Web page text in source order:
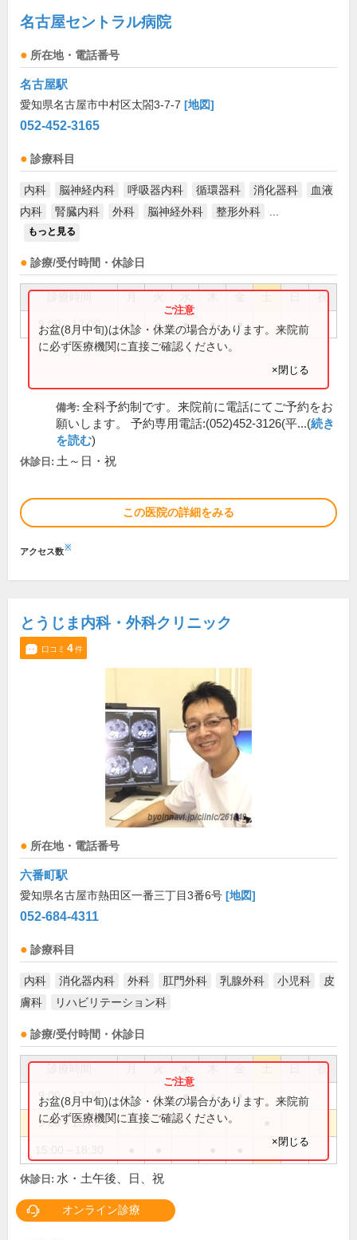
名古屋セントラル病院
所在地・電話番号
名古屋駅
愛知県名古屋市中村区太閤3-7-7 [地図]
052-452-3165
診療科目
内科 脳神経内科 呼吸器内科 循環器科 消化器科
血液
内科
腎臓内科 外科 脳神経外科 整形外科
もっと見る
診療/受付時間・休診日
祝
9:00～12:00 ● ● ● ● ●
お盆(8月中旬)は休診・休業の場合があります。来院前
に必ず医療機関に直接ご確認ください。
×閉じる
備考: 全科予約制です。来院前に電話にてご予約をお
願いします。 予約専用電話:(052)452-3126(平...(続き
を読む)
休診日: 土～日・祝
この医院の詳細をみる
アクセス数※
とうじま内科・外科クリニック
口コミ 4件
所在地・電話番号
六番町駅
愛知県名古屋市熱田区一番三丁目3番6号 [地図]
052-684-4311
診療科目
内科 消化器内科 外科 肛門外科 乳腺外科 小児科
皮
膚科
リハビリテーション科
診療/受付時間・休診日
祝
9:00～12:00 ● ● ● ● ●
9:00～13:00
お盆(8月中旬)は休診・休業の場合があります。来院前
に必ず医療機関に直接ご確認ください。
×閉じる
休診日: 水・土午後、日、祝
オンライン診療